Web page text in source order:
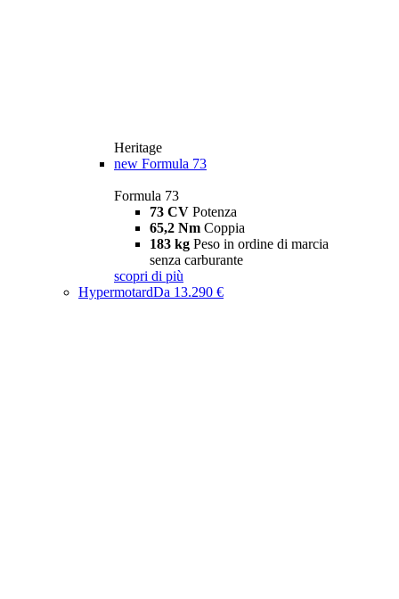
Heritage
new Formula 73
Formula 73
73 CV Potenza
65,2 Nm Coppia
183 kg Peso in ordine di marcia
senza carburante
scopri di più
HypermotardDa 13.290 €